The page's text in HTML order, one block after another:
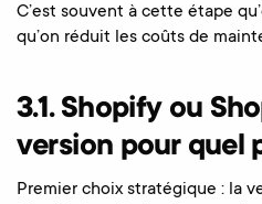
C’est souvent à cette étape
qu’on réduit les coûts de
3.1. Shopify ou
version pour quel
Premier choix stratégique : la